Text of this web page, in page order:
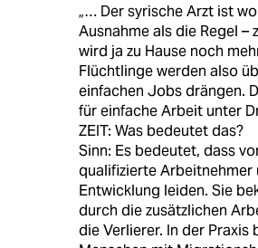
„… Der syrische Arzt ist
Ausnahme als die Regel –
wird ja zu Hause noch
Flüchtlinge werden also
einfachen Jobs drängen.
für einfache Arbeit unter
ZEIT: Was bedeutet das?
Sinn: Es bedeutet, dass
qualifizierte Arbeitnehmer
Entwicklung leiden. Sie
durch die zusätzlichen
die Verlierer. In der